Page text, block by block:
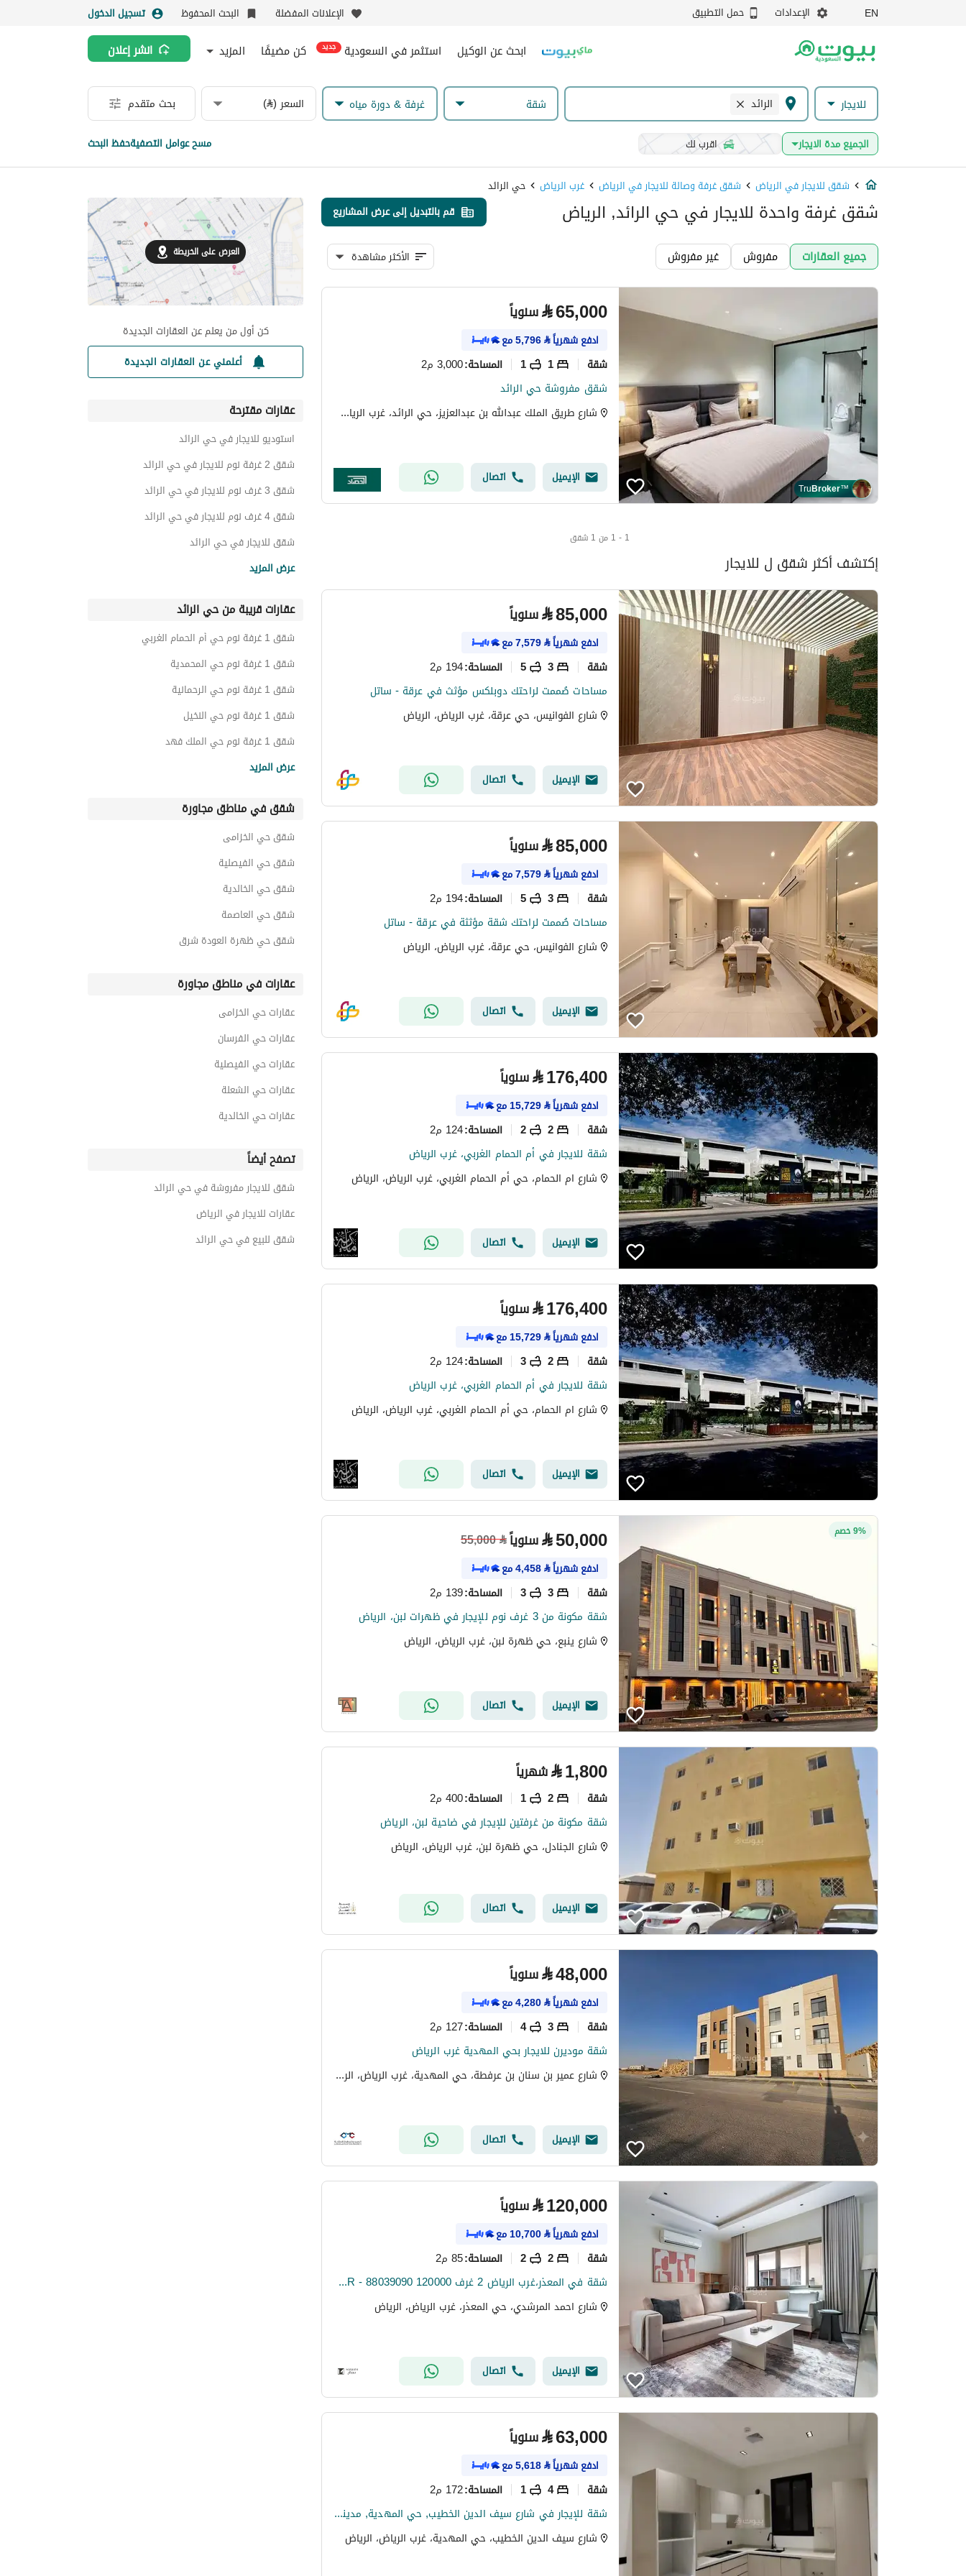
EN الإعدادات حمل التطبيق الإعلانات المفضلة البحث المحفوظ تسجيل الدخول
ابحث عن الوكيل استثمر في السعودية جديد كن مضيفًا المزيد انشر إعلان
للايجار الرائد شقة غرفة & دورة مياه السعر (⃁) بحث متقدم
الجميع مدة الايجار اقرب لك مسح عوامل التصفيةحفظ البحث
شقق للايجار في الرياض شقق غرفة وصالة للايجار في الرياض غرب الرياض حي الرائد
شقق غرفة واحدة للايجار في حي الرائد, الرياض قم بالتبديل إلى عرض المشاريع
جميع العقارات مفروش غير مفروش الأكثر مشاهدة
TruBroker™
⃁65,000 سنوياً
ادفع شهرياً⃁
5,796مع
شقة 1
1 المساحة:3,000 م2
شقق مفروشة حي الرائد
شارع طريق الملك عبدالله بن عبدالعزيز، حي الرائد، غرب الرياض، الرياض
الإيميل اتصال
1 - 1 من 1 شقق
إكتشف أكثر شقق ل للايجار
⃁85,000 سنوياً
ادفع شهرياً⃁
7,579مع
شقة 3
5 المساحة:194 م2
مساحات صُممت لراحتك دوبلكس مؤثث في عرقة - ساتل
شارع الفوانيس، حي عرقة، غرب الرياض، الرياض
الإيميل اتصال
⃁85,000 سنوياً
ادفع شهرياً⃁
7,579مع
شقة 3
5 المساحة:194 م2
مساحات صُممت لراحتك شقة مؤثثة في عرقة - ساتل
شارع الفوانيس، حي عرقة، غرب الرياض، الرياض
الإيميل اتصال
⃁176,400 سنوياً
ادفع شهرياً⃁
15,729مع
شقة 2
2 المساحة:124 م2
شقة للايجار في أم الحمام الغربي، غرب الرياض
شارع ام الحمام، حي أم الحمام الغربي، غرب الرياض، الرياض
الإيميل اتصال
⃁176,400 سنوياً
ادفع شهرياً⃁
15,729مع
شقة 2
3 المساحة:124 م2
شقة للايجار في أم الحمام الغربي، غرب الرياض
شارع ام الحمام، حي أم الحمام الغربي، غرب الرياض، الرياض
الإيميل اتصال
9% خصم ⃁50,000 سنوياً⃁
55,000
ادفع شهرياً⃁
4,458مع
شقة 3
3 المساحة:139 م2
شقة مكونة من 3 غرف نوم للإيجار في ظهرات لبن، الرياض
شارع ينبع، حي ظهرة لبن، غرب الرياض، الرياض
الإيميل اتصال
⃁1,800 شهرياً
شقة 2
1 المساحة:400 م2
شقة مكونة من غرفتين للإيجار في ضاحية لبن، الرياض
شارع الجنادل، حي ظهرة لبن، غرب الرياض، الرياض
الإيميل اتصال
⃁48,000 سنوياً
ادفع شهرياً⃁
4,280مع
شقة 3
4 المساحة:127 م2
شقة موديرن للايجار بحي المهدية غرب الرياض
شارع عمير بن سنان بن عرفطة، حي المهدية، غرب الرياض، الرياض
الإيميل اتصال
⃁120,000 سنوياً
ادفع شهرياً⃁
10,700مع
شقة 2
2 المساحة:85 م2
شقة في المعذر،غرب الرياض 2 غرف 120000 SAR - 88039090
شارع احمد المرشدي، حي المعذر، غرب الرياض، الرياض
الإيميل اتصال
⃁63,000 سنوياً
ادفع شهرياً⃁
5,618مع
شقة 4
1 المساحة:172 م2
شقة للإيجار في شارع سيف الدين الخطيب, حي المهدية, مدينة الرياض
شارع سيف الدين الخطيب، حي المهدية، غرب الرياض، الرياض
العرض على الخريطة
كن أول من يعلم عن العقارات الجديدة
أعلمني عن العقارات الجديدة
عقارات مقترحة
استوديو للايجار في حي الرائد
شقق 2 غرفة نوم للايجار في حي الرائد
شقق 3 غرف نوم للايجار في حي الرائد
شقق 4 غرف نوم للايجار في حي الرائد
شقق للايجار في حي الرائد
عمائر سكنية للايجار في حي الرائد
عقارات للايجار في حي الرائد
عرض المزيد
عقارات قريبة من حي الرائد
شقق 1 غرفة نوم حي أم الحمام الغربي
شقق 1 غرفة نوم حي المحمدية
شقق 1 غرفة نوم حي الرحمانية
شقق 1 غرفة نوم حي النخيل
شقق 1 غرفة نوم حي الملك فهد
شقق 1 غرفة نوم حي العليا
شقق 1 غرفة نوم حي المعذر
شقق 1 غرفة نوم حي العقيق
عرض المزيد
شقق في مناطق مجاورة
شقق حي الخزامى
شقق حي الفيصلية
شقق حي الخالدية
شقق حي العاصمة
شقق حي ظهرة العودة شرق
عقارات في مناطق مجاورة
عقارات حي الخزامى
عقارات حي الفرسان
عقارات حي الفيصلية
عقارات حي الشعلة
عقارات حي الخالدية
تصفح أيضاً
شقق للايجار مفروشة في حي الرائد
عقارات للايجار في الرياض
شقق للبيع في حي الرائد